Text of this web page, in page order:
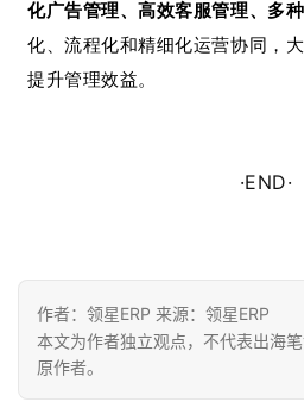
化广告管理、高效客服管理、多
化、流程化和精细化运营协同，
提升管理效益。
·END·
作者：领星ERP 来源：领星ERP
本文为作者独立观点，不代表出海
原作者。